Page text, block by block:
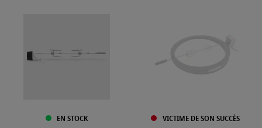
EN STOCK VICTIME DE SON SUCCÈS